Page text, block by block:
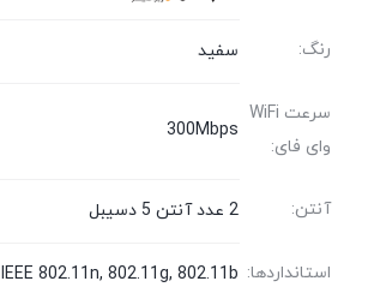
رنگ: سفید
سرعت WiFi
وای فای:
300Mbps
آنتن: 2 عدد آنتن 5 دسیبل
استانداردها: IEEE 802.11n, 802.11g, 802.11b